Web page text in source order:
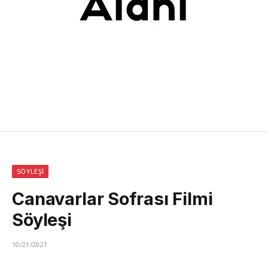
SÖYLEŞI
Canavarlar Sofrası Filmi
Söyleşi
10/21/2021